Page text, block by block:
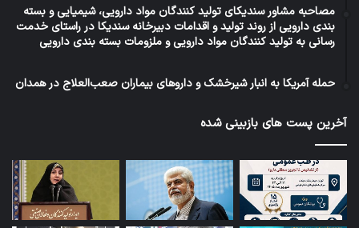
مصاحبه مشاور سندیکای تولید کنندگان مواد دارویی، شیمیایی و بسته
بندی دارویی از روند تولید و اقدامات دبیرخانه سندیکا در راستای خدمت
رسانی به تولید کنندگان مواد دارویی و ملزومات بسته بندی دارویی
حمله آمریکا به انبار شیرخشک و داروهای بیماران صعب‌العلاج در همدان
آخرین پست های بازبینی شده